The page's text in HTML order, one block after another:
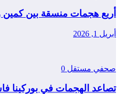
أربع هجمات منسقة بين
أبريل 1, 2026
صحفي مستقل 0
تصاعد الهجمات في بوركينا فاسو: مقتل 5 جنود في